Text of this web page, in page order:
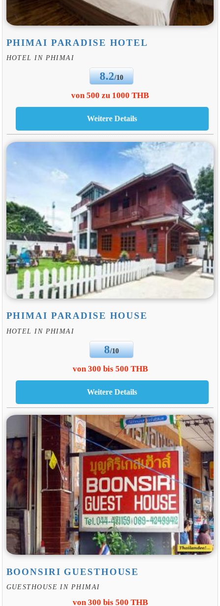
PHIMAI PARADISE HOTEL
HOTEL IN PHIMAI
8.2/10
von 500 zu 1000 THB
PHIMAI PARADISE HOUSE
HOTEL IN PHIMAI
8/10
von 300 bis 500 THB
BOONSIRI GUESTHOUSE
GUESTHOUSE IN PHIMAI
von 300 bis 500 THB